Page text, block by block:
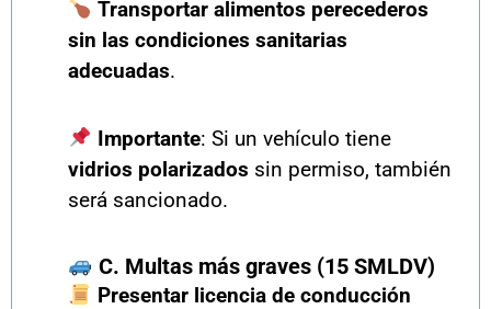
Transportar alimentos perecederos
sin las condiciones sanitarias
adecuadas.
Importante: Si un vehículo tiene
vidrios polarizados sin permiso, también
será sancionado.
C. Multas más graves (15 SMLDV)
Presentar licencia de conducción